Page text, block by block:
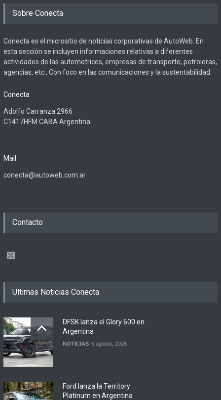
Sobre Conecta
Conecta es el micrositio de noticias corporativas de AutoWeb. En
esta sección se incluyen informaciones relativas a diferentes
actividades de las automotrices, empresas de transporte, petroleras,
agencias, etc., Con foco en las comunicaciones y la sustentabilidad.
Conecta
Adolfo Carranza 2966
C1417HFM CABA Argentina
Mail
conecta@autoweb.com.ar
Contacto
Ultimas Noticias Conecta
DFSK lanza el Glory 600 en
Argentina
NOTICIAS 5 agosto, 2026
Ford lanza la Territory
Platinum en Argentina